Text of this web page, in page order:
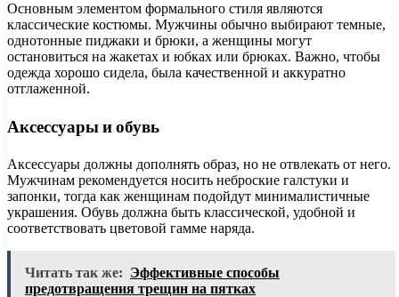
Основным элементом формального стиля являются
классические костюмы. Мужчины обычно выбирают темные,
однотонные пиджаки и брюки, а женщины могут
остановиться на жакетах и юбках или брюках. Важно, чтобы
одежда хорошо сидела, была качественной и аккуратно
отглаженной.
Аксессуары и обувь
Аксессуары должны дополнять образ, но не отвлекать от него.
Мужчинам рекомендуется носить неброские галстуки и
запонки, тогда как женщинам подойдут минималистичные
украшения. Обувь должна быть классической, удобной и
соответствовать цветовой гамме наряда.
Читать так же: Эффективные способы
предотвращения трещин на пятках